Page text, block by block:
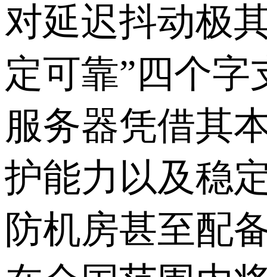
对延迟抖动极
定可靠”四个
服务器凭借其
护能力以及稳
防机房甚至配